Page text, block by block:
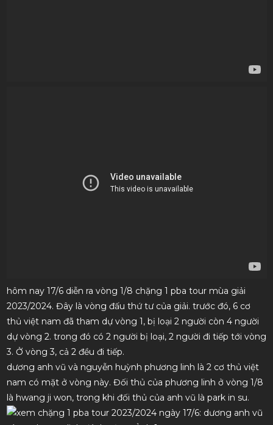
hôm nay 17/6 diễn ra vòng 1/8 chặng 1 pba tour mùa giải
2023/2024. Đây là vòng đấu thứ tư của giải. trước đó, 6 cơ
thủ việt nam đã tham dự vòng 1, bị loại 2 người còn 4 người
dự vòng 2. trong đó có 2 người bị loại, 2 người đi tiếp tới vòng
3. Ở vòng 3, cả 2 đều đi tiếp.
dương anh vũ và nguyễn huỳnh phương linh là 2 cơ thủ việt
nam có mặt ở vòng này. Đối thủ của phương linh ở vòng 1/8
là hwang ji won, trong khi đối thủ của anh vũ là park in su.